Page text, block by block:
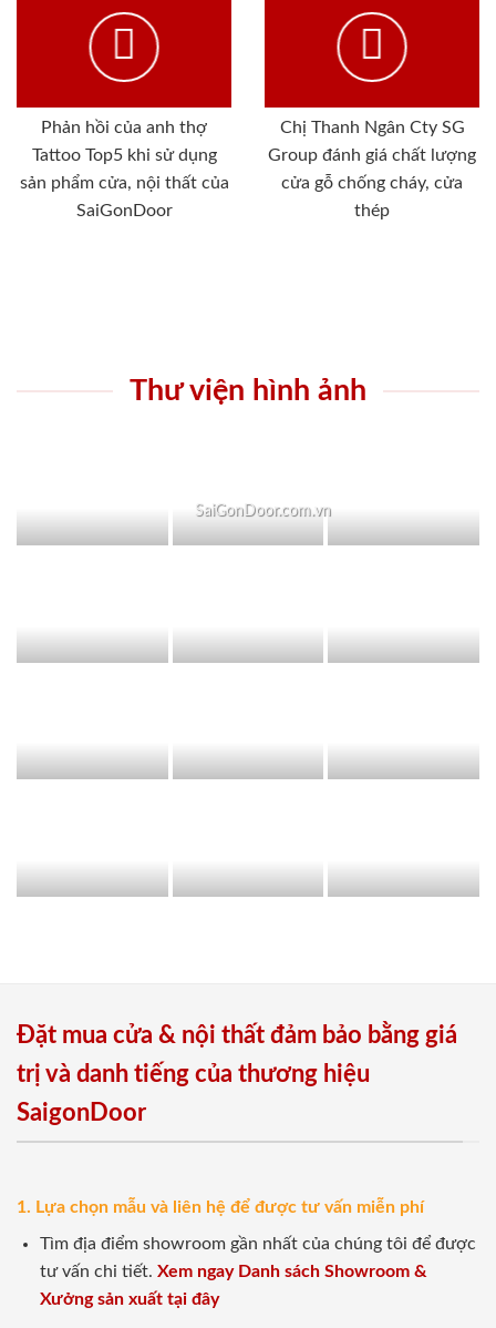
Phản hồi của anh thợ
Tattoo Top5 khi sử dụng
sản phẩm cửa, nội thất của
SaiGonDoor
Chị Thanh Ngân Cty SG
Group đánh giá chất lượng
cửa gỗ chống cháy, cửa
thép
Thư viện hình ảnh
SaiGonDoor.com.vn
Đặt mua cửa & nội thất đảm bảo bằng giá
trị và danh tiếng của thương hiệu
SaigonDoor
1. Lựa chọn mẫu và liên hệ để được tư vấn miễn phí
Tìm địa điểm showroom gần nhất của chúng tôi để được
tư vấn chi tiết. Xem ngay Danh sách Showroom &
Xưởng sản xuất tại đây